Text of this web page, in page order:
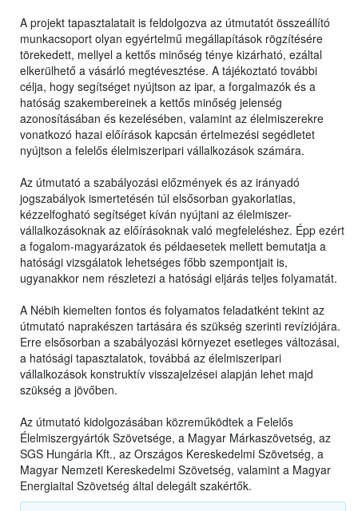
A projekt tapasztalatait is feldolgozva az útmutatót összeállító
munkacsoport olyan egyértelmű megállapítások rögzítésére
törekedett, mellyel a kettős minőség ténye kizárható, ezáltal
elkerülhető a vásárló megtévesztése. A tájékoztató további
célja, hogy segítséget nyújtson az ipar, a forgalmazók és a
hatóság szakembereinek a kettős minőség jelenség
azonosításában és kezelésében, valamint az élelmiszerekre
vonatkozó hazai előírások kapcsán értelmezési segédletet
nyújtson a felelős élelmiszeripari vállalkozások számára.
Az útmutató a szabályozási előzmények és az irányadó
jogszabályok ismertetésén túl elsősorban gyakorlatias,
kézzelfogható segítséget kíván nyújtani az élelmiszer-
vállalkozásoknak az előírásoknak való megfeleléshez. Épp ezért
a fogalom-magyarázatok és példaesetek mellett bemutatja a
hatósági vizsgálatok lehetséges főbb szempontjait is,
ugyanakkor nem részletezi a hatósági eljárás teljes folyamatát.
A Nébih kiemelten fontos és folyamatos feladatként tekint az
útmutató naprakészen tartására és szükség szerinti revíziójára.
Erre elsősorban a szabályozási környezet esetleges változásai,
a hatósági tapasztalatok, továbbá az élelmiszeripari
vállalkozások konstruktív visszajelzései alapján lehet majd
szükség a jövőben.
Az útmutató kidolgozásában közreműködtek a Felelős
Élelmiszergyártók Szövetsége, a Magyar Márkaszövetség, az
SGS Hungária Kft., az Országos Kereskedelmi Szövetség, a
Magyar Nemzeti Kereskedelmi Szövetség, valamint a Magyar
Energiaital Szövetség által delegált szakértők.